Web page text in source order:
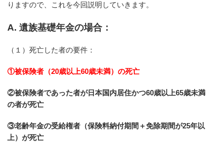
りますので、これを今回説明していきます。
A. 遺族基礎年金の場合：
（１）死亡した者の要件：
①被保険者（20歳以上60歳未満）の死亡
②被保険者であった者が日本国内居住かつ60歳以上65歳未満
の者が死亡
③老齢年金の受給権者（保険料納付期間＋免除期間が25年以
上）が死亡